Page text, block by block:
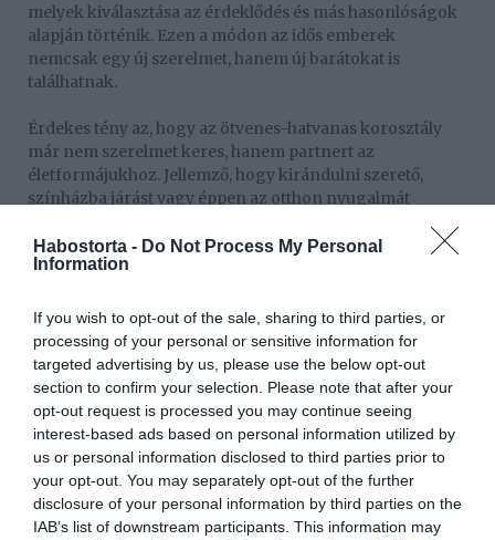
Habostorta - Do Not Process My Personal
Information
If you wish to opt-out of the sale, sharing to third parties, or
processing of your personal or sensitive information for
targeted advertising by us, please use the below opt-out
section to confirm your selection. Please note that after your
opt-out request is processed you may continue seeing
interest-based ads based on personal information utilized by
us or personal information disclosed to third parties prior to
your opt-out. You may separately opt-out of the further
disclosure of your personal information by third parties on the
IAB’s list of downstream participants. This information may
melyek kiválasztása az érdeklődés és más hasonlóságok
alapján történik. Ezen a módon az idős emberek
nemcsak egy új szerelmet, hanem új barátokat is
találhatnak.
Érdekes tény az, hogy az ötvenes-hatvanas korosztály
már nem szerelmet keres, hanem partnert az
életformájukhoz. Jellemző, hogy kirándulni szerető,
színházba járást vagy éppen az otthon nyugalmát
élményekben, örömökben akarnak partnerükkel
osztozni.
Az időskori szerelmek a pubertáskoriakhoz hasonlók,
amikor semmi más nem fontos, csak az egymásra
figyelés, és nem számít, hogy mi lesz, csak az adott
pillanat, az észrevétlenül átbeszélgetett este és éjszaka.
Ha egy lehetséges új szerelem messze lakik,
alkalmazhatunk videó funkcióval ellátott chat
programokat, hogy jobban megismerhessük a másikat.
Ezek nagyrészt ingyenesek, és csak egy bejelentkezésre
van szükség hozzá, így hát bármennyit beszélgethetünk
a megismert hölggyel vagy úrral.